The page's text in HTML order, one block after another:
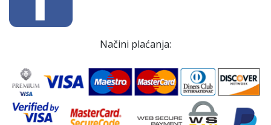
Načini plaćanja: